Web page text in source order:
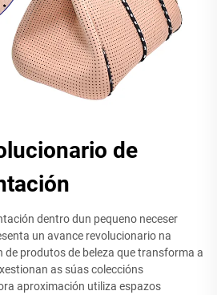
de
dentro dun pequeno neceser
un avance revolucionario na
de produtos de beleza que transforma a
as súas coleccións
aproximación utiliza espazos